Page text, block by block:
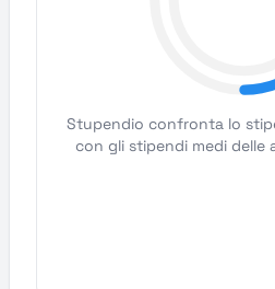
Stupendio confronta lo
con gli stipendi medi delle